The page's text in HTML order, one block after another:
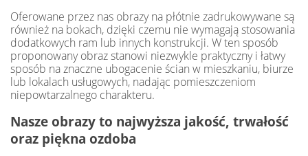
Oferowane przez nas obrazy na płótnie zadrukowywane są
również na bokach, dzięki czemu nie wymagają stosowania
dodatkowych ram lub innych konstrukcji. W ten sposób
proponowany obraz stanowi niezwykle praktyczny i łatwy
sposób na znaczne ubogacenie ścian w mieszkaniu, biurze
lub lokalach usługowych, nadając pomieszczeniom
niepowtarzalnego charakteru.
Nasze obrazy to najwyższa jakość, trwałość
oraz piękna ozdoba